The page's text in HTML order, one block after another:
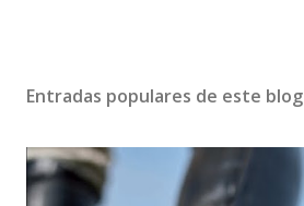
Entradas populares de este blog